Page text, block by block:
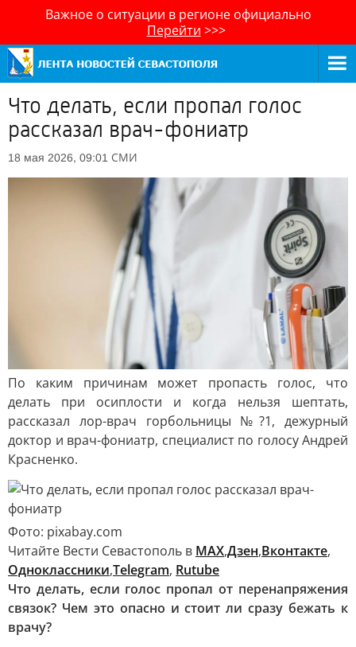
Важное о ситуации в регионе официально
Перейти >>>
Что делать, если пропал голос
рассказал врач-фониатр
18 мая 2026, 09:01 СМИ
По каким причинам может пропасть голос, что
делать при осиплости и когда нельзя шептать,
рассказал лор-врач горбольницы №?1, дежурный
доктор и врач-фониатр, специалист по голосу Андрей
Красненко.
Фото: pixabay.com
Читайте Вести Севастополь в MAX,Дзен,Вконтакте,
Одноклассники,Telegram, Rutube
Что делать, если голос пропал от перенапряжения
связок? Чем это опасно и стоит ли сразу бежать к
врачу?